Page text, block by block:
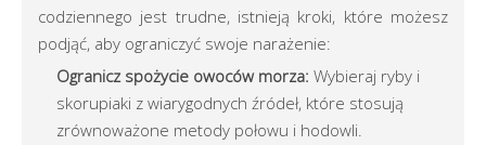
codziennego jest trudne, istnieją kroki, które możesz
podjąć, aby ograniczyć swoje narażenie:
Ogranicz spożycie owoców morza: Wybieraj ryby i
skorupiaki z wiarygodnych źródeł, które stosują
zrównoważone metody połowu i hodowli.